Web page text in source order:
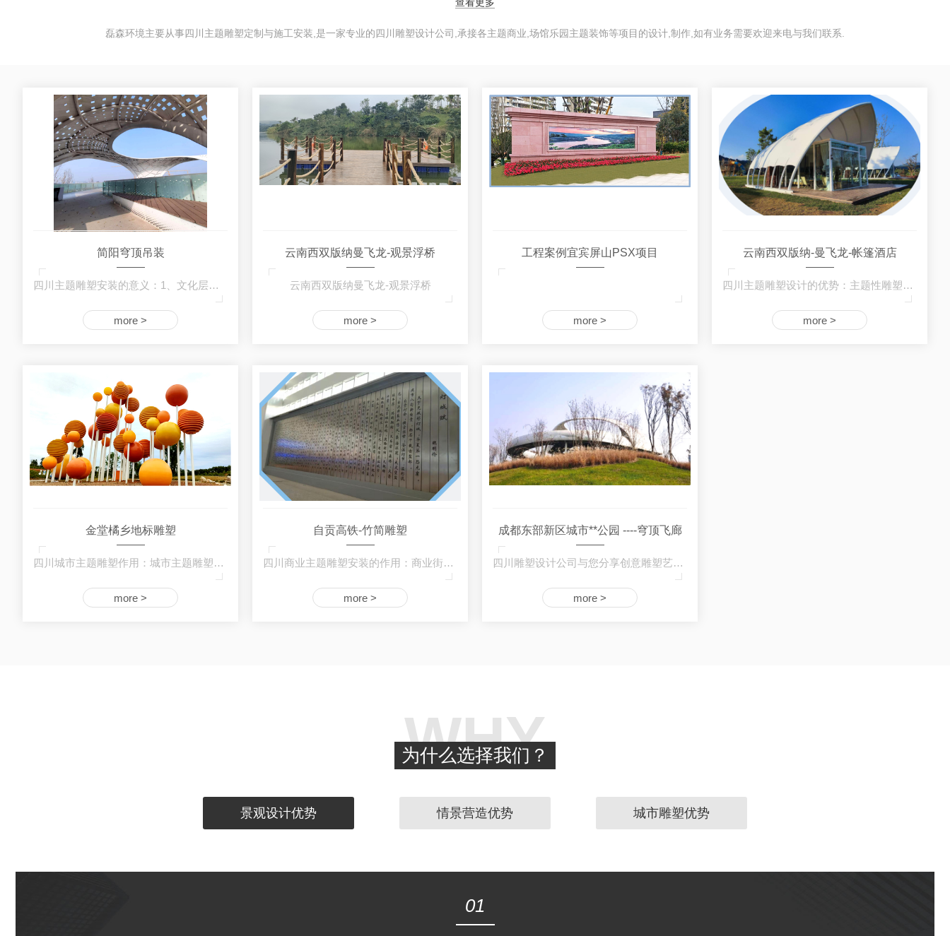
磊森环境主要从事四川主题雕塑定制与施工安装,是一家专业的四川雕塑设计公司,承接各主题商业,场馆乐园主题装饰等项目的设计,制作,如有业务需要欢迎来电与我们联系.
简阳穹顶吊装
四川主题雕塑安装的意义：1、文化层次上：雕…
more >
云南西双版纳曼飞龙-观景浮桥
云南西双版纳曼飞龙-观景浮桥
more >
工程案例宜宾屏山PSX项目
more >
云南西双版纳-曼飞龙-帐篷酒店
四川主题雕塑设计的优势：主题性雕塑是对特定…
more >
金堂橘乡地标雕塑
四川城市主题雕塑作用：城市主题雕塑已经成为…
more >
自贡高铁-竹简雕塑
四川商业主题雕塑安装的作用：商业街场景小品…
more >
成都东部新区城市**公园 ----穹顶飞廊
四川雕塑设计公司与您分享创意雕塑艺术的特点…
more >
WHY
为什么选择我们？
景观设计优势 情景营造优势 城市雕塑优势
01